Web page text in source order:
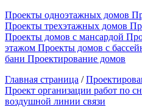
Проекты одноэтажных домов
Проекты трехэтажных домов
Проекты домов с мансардой
этажом Проекты домов с
бани Проектирование домов
Главная страница /
Проект организации работ по
воздушной линии связи